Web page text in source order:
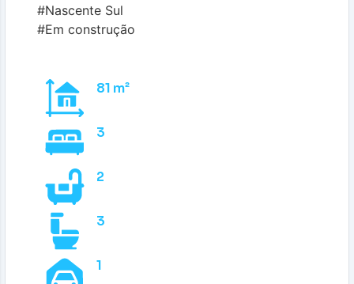
#Nascente Sul
#Em construção
81 m²
3
2
3
1